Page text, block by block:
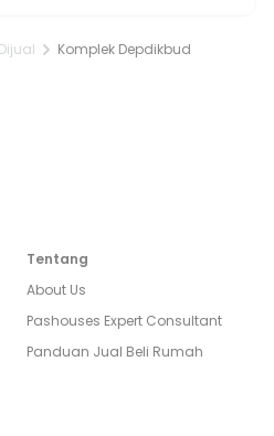
Komplek Depdikbud
Tentang
About Us
Pashouses Expert Consultant
Panduan Jual Beli Rumah